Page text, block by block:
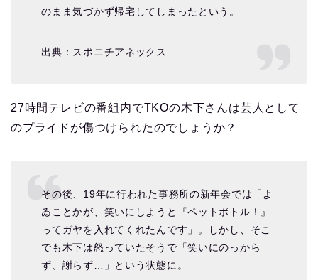
のまま気づかず帰宅してしまったという。
出典：スポニチアネックス
27時間テレビの番組内でTKOの木下さんは芸人として
のプライドが傷つけられたのでしょうか？
その後、19年に行われた事務所の新年会では「よ
ゐことかが、笑いにしようと『ペットボトル！』
ってガヤを入れてくれたんです」。しかし、そこ
でも木下は怒っていたそうで「笑いにのっから
ず、謝らず…」という状態に。